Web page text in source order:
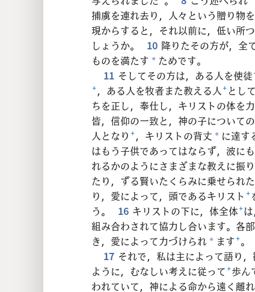
捕虜を連れ去り，人々という贈り物
現からすると，それ以前に，低い所
しょうか。
10 降りたその方が，全
ものを満たす * ためです。
11 そしてその方は，ある人を使徒
+，ある人を牧者また教える人+とし
ちを正し，奉仕し，キリストの体を
皆，信仰の一致と，神の子について
人となり +，キリストの背丈 * に達す
はもう子供であってはならず，波に
れるかのようにさまざまな教えに振
たり，ずる賢いたくらみに乗せられ
り，愛によって，頭であるキリスト +
う。
16 キリストの下に，体全体+
組み合わされて協力し合います。各
き，愛によって力づけられ * ます+。
17 それで，私は主によって語り
ように，むなしい考えに従って+歩ん
われていて，神による命から遠く離